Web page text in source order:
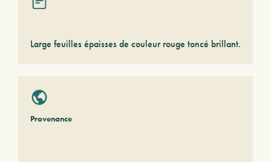
Large feuilles épaisses de couleur rouge toncé brillant.
Provenance